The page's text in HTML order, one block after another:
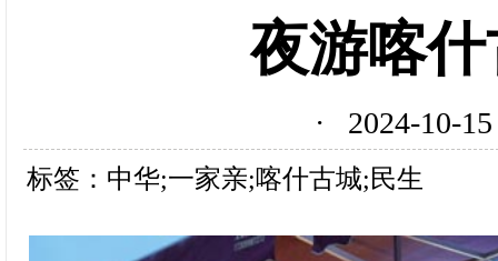
夜游喀
· 2024-10-
标签：中华;一家亲;喀什古城;民生